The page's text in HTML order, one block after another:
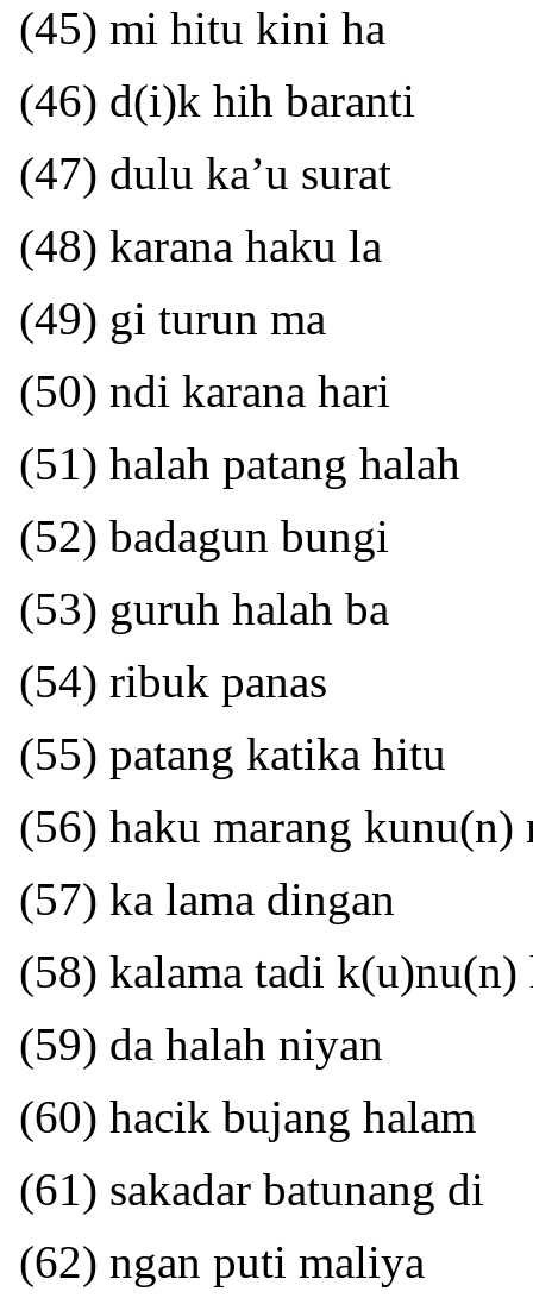
(45) mi hitu kini ha
(46) d(i)k hih baranti
(47) dulu ka’u surat
(48) karana haku la
(49) gi turun ma
(50) ndi karana hari
(51) halah patang halah
(52) badagun bungi
(53) guruh halah ba
(54) ribuk panas
(55) patang katika hitu
(56) haku marang kunu(n)
(57) ka lama dingan
(58) kalama tadi k(u)nu(n)
(59) da halah niyan
(60) hacik bujang halam
(61) sakadar batunang di
(62) ngan puti maliya